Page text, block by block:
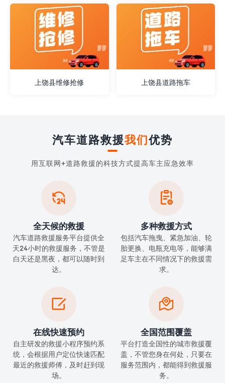
上饶县维修抢修 上饶县道路拖车
汽车道路救援我们优势
用互联网+道路救援的科技方式提高车主应急效率

全天候的救援
汽车道路救援服务平台提供全
天24小时的救援服务，不管是
白天还是黑夜，都可以随时到
达。

多种救援方式
包括汽车拖曳、紧急加油、轮
胎更换、电瓶充电等，能够满
足车主在不同情况下的救援需
求。

在线快速预约
自主研发的救援小程序预约系
统，会根据用户定位快速匹配
最近的救援师傅，及时赶到现
场。

全国范围覆盖
平台打造全国性的城市救援覆
盖，不管您身在何处，只要在
服务范围内，都能得到救援服
务。